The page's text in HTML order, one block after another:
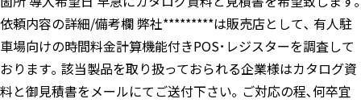
依頼内容の詳細/備考欄 弊社*********は販売店として､ 有人駐
車場向けの時間料金計算機能付きPOS･レジスターを調査して
おります｡ 該当製品を取り扱っておられる企業様はカタログ資
料と御見積書をメールにてご送付下さい｡ ご対応の程､何卒宜